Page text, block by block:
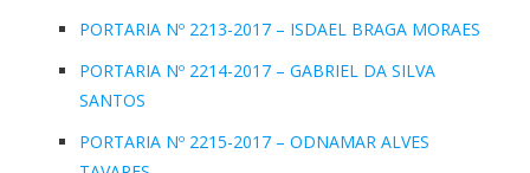
PORTARIA Nº 2213-2017 – ISDAEL BRAGA MORAES
PORTARIA Nº 2214-2017 – GABRIEL DA SILVA
SANTOS
PORTARIA Nº 2215-2017 – ODNAMAR ALVES